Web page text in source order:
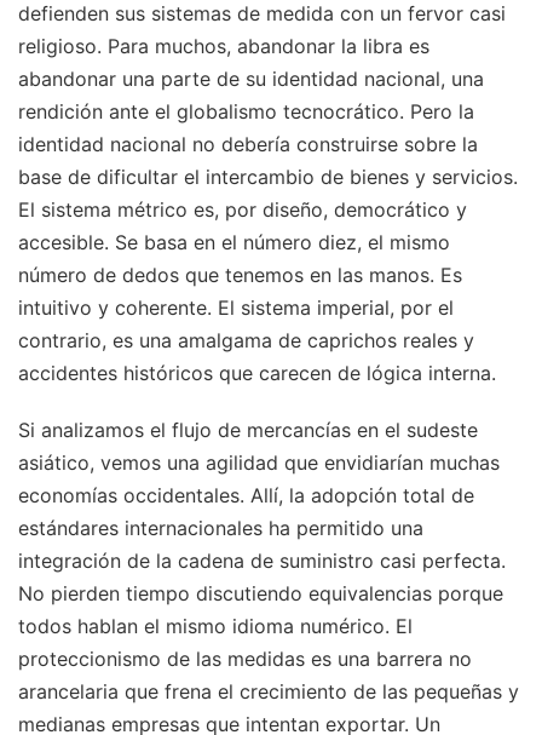
defienden sus sistemas de medida con un fervor casi
religioso. Para muchos, abandonar la libra es
abandonar una parte de su identidad nacional, una
rendición ante el globalismo tecnocrático. Pero la
identidad nacional no debería construirse sobre la
base de dificultar el intercambio de bienes y servicios.
El sistema métrico es, por diseño, democrático y
accesible. Se basa en el número diez, el mismo
número de dedos que tenemos en las manos. Es
intuitivo y coherente. El sistema imperial, por el
contrario, es una amalgama de caprichos reales y
accidentes históricos que carecen de lógica interna.
Si analizamos el flujo de mercancías en el sudeste
asiático, vemos una agilidad que envidiarían muchas
economías occidentales. Allí, la adopción total de
estándares internacionales ha permitido una
integración de la cadena de suministro casi perfecta.
No pierden tiempo discutiendo equivalencias porque
todos hablan el mismo idioma numérico. El
proteccionismo de las medidas es una barrera no
arancelaria que frena el crecimiento de las pequeñas y
medianas empresas que intentan exportar. Un